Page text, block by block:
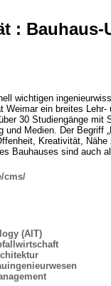
: Bauhaus-
wichtigen
Weimar ein breites
30 Studiengänge mit
und Medien. Der Begriff
Kreativität,
Bauhauses sind auch
cms/
(AIT)